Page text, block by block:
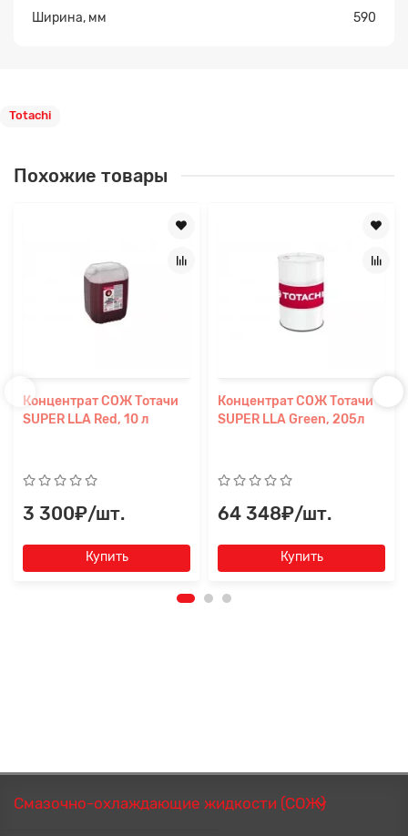
Ширина, мм 590
Totachi
Похожие товары
Концентрат СОЖ Тотачи
SUPER LLA Red, 10 л
3 300₽/шт.
Купить
Концентрат СОЖ Тотачи
SUPER LLA Green, 205л
64 348₽/шт.
Купить
Смазочно-охлаждающие жидкости (СОЖ)